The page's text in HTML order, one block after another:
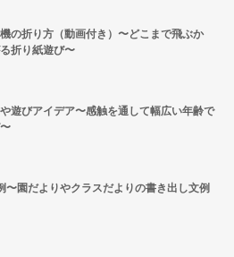
機の折り方（動画付き）〜どこまで飛ぶか
折り紙遊び〜
遊びアイデア〜感触を通して幅広い年齢で
〜園だよりやクラスだよりの書き出し文例